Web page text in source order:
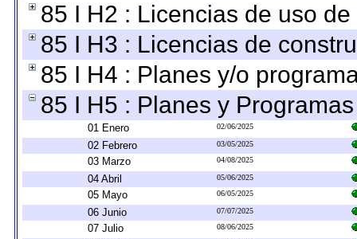
85 I H2 : Licencias de uso
85 I H3 : Licencias de
85 I H4 : Planes y/o
85 I H5 : Planes y
01 Enero 02/06/2025
02 Febrero 03/05/2025
03 Marzo 04/08/2025
04 Abril 05/06/2025
05 Mayo 06/05/2025
06 Junio 07/07/2025
07 Julio 08/06/2025